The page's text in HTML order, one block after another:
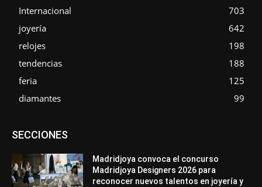
Internacional
703
joyería
642
relojes
198
tendencias
188
feria
125
diamantes
99
SECCIONESAsociaciones
Entrevistas
Opiniones
Premios Secciones
Madridjoya convoca el concurso
Madridjoya Designers 2026 para
reconocer nuevos talentos en joyería y